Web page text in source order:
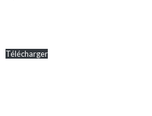
Télécharger